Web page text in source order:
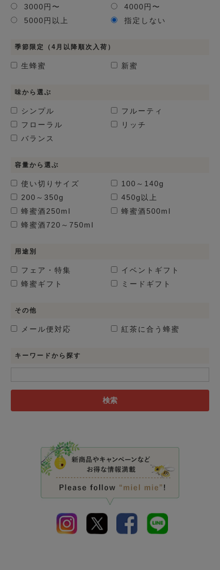
3000円〜
4000円〜
5000円以上
指定しない
季節限定（4月以降順次入荷）
生蜂蜜 新蜜
味から選ぶ
シンプル
フルーティ
フローラル
リッチ
バランス
容量から選ぶ
使い切りサイズ
100～140g
200～350g
450g以上
蜂蜜酒 250ml 蜂蜜酒 500ml
蜂蜜酒720～750ml
用途別
フェア・特集
イベントギフト
蜂蜜ギフト
ミードギフト
その他
メール便対応 紅茶に合う蜂蜜
キーワードから探す
検索